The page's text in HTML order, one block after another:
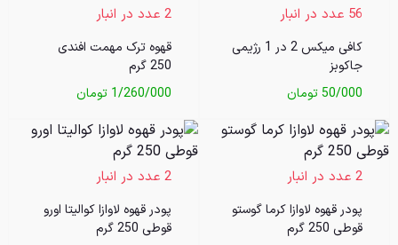
56 عدد در انبار
کافی میکس 2 در 1 رژیمی
جاکوبز
50/000تومان
2 عدد در انبار
قهوه ترک مهمت افندی
250 گرم
1/260/000 تومان
2 عدد در انبار
پودر قهوه لاوازا کرما گوستو
قوطی 250 گرم
2 عدد در انبار
پودر قهوه لاوازا کوالیتا اورو
قوطی 250 گرم